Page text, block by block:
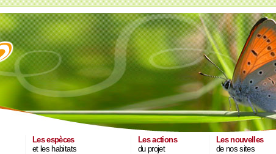
Les espèces
et les habitats
Les actions
du projet
Les nouvelles
de nos sites